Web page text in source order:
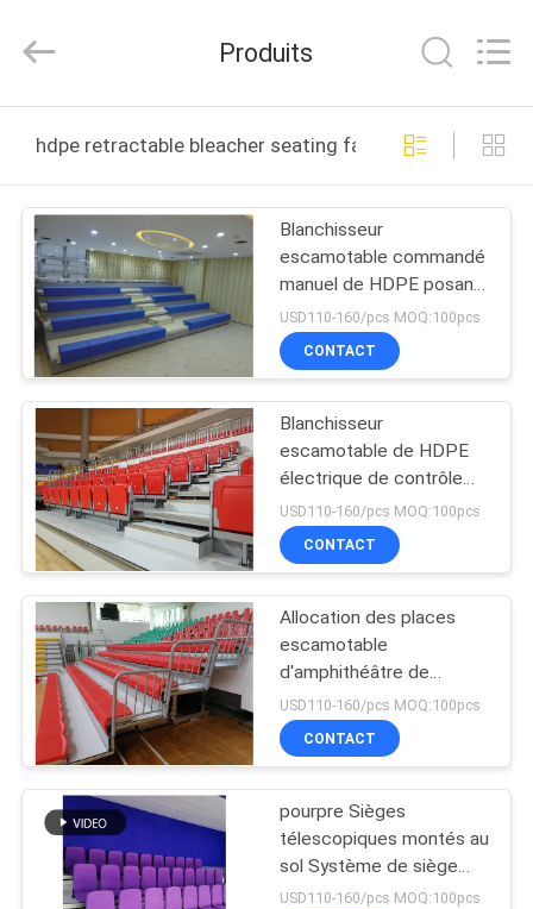
PRODUITS
AU
SUJET
DE
NOUS
VISITE
D'USINE
CONTRÔLE
DE
QUALITÉ
CONTACTEZ-
NOUS
BLOG
Chongqing
Aireach
All
Reserved.
Produits
hdpe retractable bleacher seating fabrication en ligne
Blanchisseur
escamotable commandé
manuel de HDPE posant
l'allocation des places
escamotable
d'amphithéâtre
USD110-160/pcs MOQ:100pcs
CONTACT
Blanchisseur
escamotable de HDPE
électrique de contrôle
asseyant avec
l'accoudoir se pliant
USD110-160/pcs MOQ:100pcs
CONTACT
Allocation des places
escamotable
d'amphithéâtre de
blanchisseur
escamotable de HDPE
pour le stade
USD110-160/pcs MOQ:100pcs
CONTACT
pourpre Sièges
télescopiques montés au
sol Système de siège
rétractable
USD110-160/pcs MOQ:100pcs